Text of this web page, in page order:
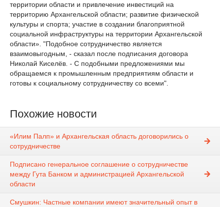
территории области и привлечение инвестиций на
территорию Архангельской области; развитие физической
культуры и спорта; участие в создании благоприятной
социальной инфраструктуры на территории Архангельской
области». "Подобное сотрудничество является
взаимовыгодным, - сказал после подписания договора
Николай Киселёв. - С подобными предложениями мы
обращаемся к промышленным предприятиям области и
готовы к социальному сотрудничеству со всеми".
Похожие новости
«Илим Палп» и Архангельская область договорились о
сотрудничестве
Подписано генеральное соглашение о сотрудничестве
между Гута Банком и администрацией Архангельской
области
Смушкин: Частные компании имеют значительный опыт в